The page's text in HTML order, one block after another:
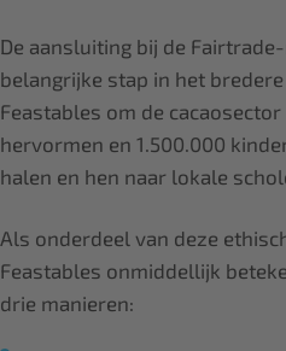
De aansluiting bij de
belangrijke stap in het
Feastables om de
hervormen en 1.500.000
halen en hen naar lokale
Als onderdeel van deze
Feastables onmiddellijk
drie manieren: